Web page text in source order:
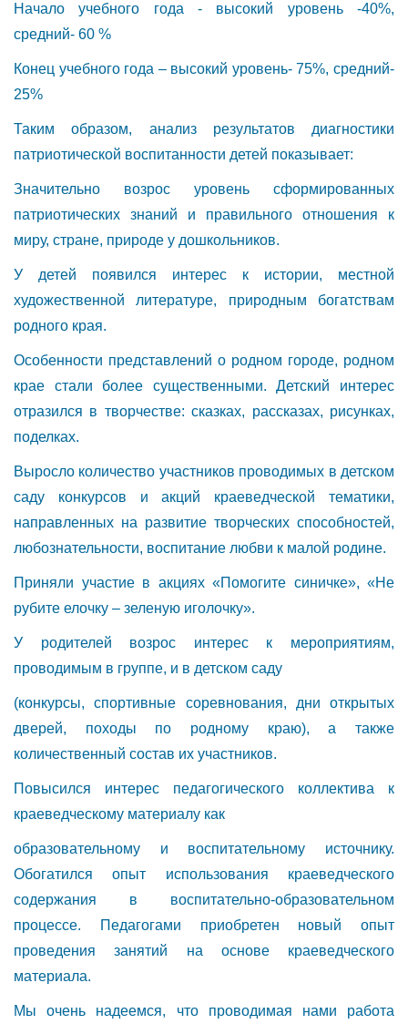
Начало учебного года - высокий уровень -40%,
средний- 60 %
Конец учебного года – высокий уровень- 75%, средний-
25%
Таким образом, анализ результатов диагностики
патриотической воспитанности детей показывает:
Значительно возрос уровень сформированных
патриотических знаний и правильного отношения к
миру, стране, природе у дошкольников.
У детей появился интерес к истории, местной
художественной литературе, природным богатствам
родного края.
Особенности представлений о родном городе, родном
крае стали более существенными. Детский интерес
отразился в творчестве: сказках, рассказах, рисунках,
поделках.
Выросло количество участников проводимых в детском
саду конкурсов и акций краеведческой тематики,
направленных на развитие творческих способностей,
любознательности, воспитание любви к малой родине.
Приняли участие в акциях «Помогите синичке», «Не
рубите елочку – зеленую иголочку».
У родителей возрос интерес к мероприятиям,
проводимым в группе, и в детском саду
(конкурсы, спортивные соревнования, дни открытых
дверей, походы по родному краю), а также
количественный состав их участников.
Повысился интерес педагогического коллектива к
краеведческому материалу как
образовательному и воспитательному источнику.
Обогатился опыт использования краеведческого
содержания в воспитательно-образовательном
процессе. Педагогами приобретен новый опыт
проведения занятий на основе краеведческого
материала.
Мы очень надеемся, что проводимая нами работа